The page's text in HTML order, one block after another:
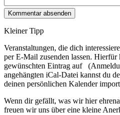
Kleiner Tipp
Veranstaltungen, die dich
per E‑Mail zusenden lassen.
gewünschten Eintrag auf
angehängten iCal-Datei kannst du
deinen persönlichen Kalender
Wenn dir gefällt, was wir hier
freuen wir uns über eine kleine